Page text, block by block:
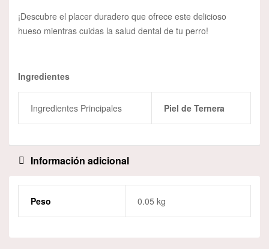
¡Descubre el placer duradero que ofrece este delicioso
hueso mientras cuidas la salud dental de tu perro!
Ingredientes
Ingredientes Principales Piel de Ternera
Información adicional
Peso 0.05 kg